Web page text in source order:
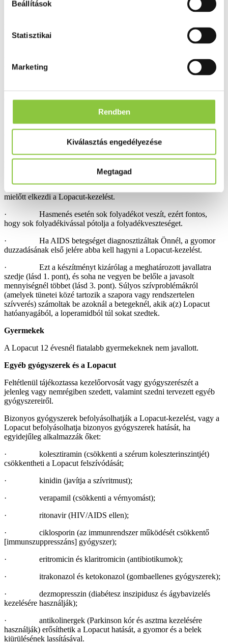
Beállítások
Statisztikai
Marketing
Rendben
Kiválasztás engedélyezése
Megtagad
· ha hosszú ideje tartó (krónikus) hasmenése van.
· A Lopacut használata tünetileg megszüntetheti a
gyulladásos bélbetegségek) hirtelen kialakuló romlásának tüneteit.
és elsőként azt kell kezelni a hosszú ideig tartó kezelés előtt.
· Ha a heveny hasmenés a kezelés megkezdése után 2
napon belül sem múlik el, a Lopacut szedését abba kell hagyni, és
· Ha székrekedés tünetei, vagy a károsodott bélmozgás
egyéb tü­netei fordulnak elő, a kezelést abba kell hagyni, és fel kell
· Ha májfunkciója károsodott, beszéljen kezelőorvosával,
mielőtt elkezdi a Lopacut-kezelést.
· Hasmenés esetén sok folyadékot veszít, ezért fontos,
hogy sok folyadékivással pótolja a folyadékveszteséget.
· Ha AIDS betegséget diagnosztizáltak Önnél, a gyomor
duzzadásának első jelére abba kell hagyni a Lopacut-kezelést.
· Ezt a készítményt kizárólag a meghatározott javallatra
szedje (lásd 1. pont), és soha ne vegyen be belőle a javasolt
mennyiségnél többet (lásd 3. pont). Súlyos szívproblémákról
(amelyek tünetei közé tartozik a szapora vagy rendszertelen
szívverés) számoltak be azoknál a betegeknél, akik a(z) Lopacut
hatóanyagából, a loperamidból túl sokat szedtek.
Gyermekek
A Lopacut 12 évesnél fiatalabb gyermekeknek nem javallott.
Egyéb gyógyszerek és a Lopacut
Feltétlenül tájékoztassa kezelőorvosát vagy gyógyszerészét a
jelenleg vagy nemrégiben szedett, valamint szedni tervezett egyéb
gyógyszereiről.
Bizonyos gyógyszerek befolyásolhatják a Lopacut-kezelést, vagy a
Lopacut befolyásolhatja bizonyos gyógyszerek hatását, ha
egyidejűleg alkalmazzák őket:
· kolesztiramin (csökkenti a szérum koleszterinszintjét)
csökkentheti a Lopacut felszívódását;
· kinidin (javítja a szívritmust);
· verapamil (csökkenti a vérnyomást);
· ritonavir (HIV/AIDS ellen);
· ciklosporin (az immunrendszer működését csökkentő
[immunszuppresszáns] gyógyszer);
· eritromicin és klaritromicin (antibiotikumok);
· itrakonazol és ketokonazol (gombaellenes gyógyszerek);
· dezmopresszin (diabétesz inszipidusz és ágybavizelés
kezelésére használják);
· antikolinergek (Parkinson kór és asztma kezelésére
használják) erősíthetik a Lopacut hatását, a gyomor és a belek
kiürülésének lassításával.